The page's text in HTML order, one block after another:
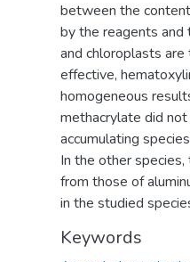
between the
by the reagents and
and chloroplasts
effective,
homogeneous
methacrylate did not
accumulating
In the other
from those of
in the studied
Keywords